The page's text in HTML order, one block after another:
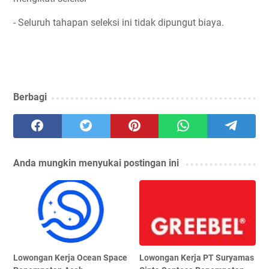
- Seluruh tahapan seleksi ini tidak dipungut biaya.
Berbagi
Anda mungkin menyukai postingan ini
Lowongan Kerja Ocean Space
Lowongan Kerja PT Suryamas